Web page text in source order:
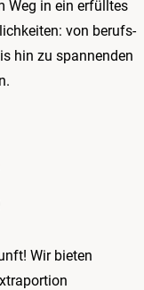
Weg in ein erfülltes
von berufs­
hin zu spannenden
Wir bieten